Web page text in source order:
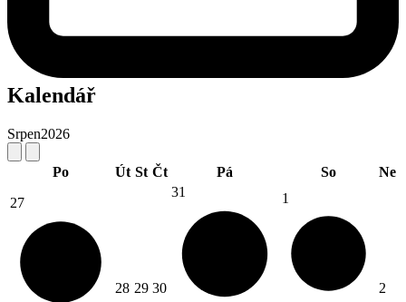
Kalendář
Srpen2026
Po Út St Čt Pá So
Ne
27
28 29 30
31 1
2